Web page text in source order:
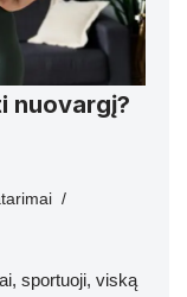
nuovargį?
sportuoji, viską